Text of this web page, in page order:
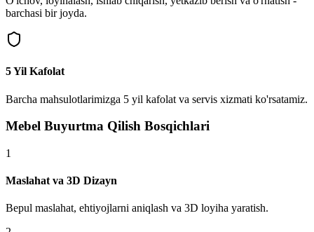
barchasi bir joyda.
5 Yil Kafolat
Barcha mahsulotlarimizga 5 yil kafolat va servis xizmati ko'rsatamiz.
Mebel Buyurtma Qilish Bosqichlari
1
Maslahat va 3D Dizayn
Bepul maslahat, ehtiyojlarni aniqlash va 3D loyiha yaratish.